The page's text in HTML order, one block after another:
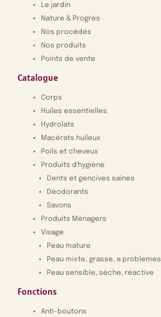
Le jardin
Nature & Progrès
Nos procédés
Nos produits
Points de vente
Catalogue
Corps
Huiles essentielles
Hydrolats
Macérats huileux
Poils et cheveux
Produits d'hygiène
Dents et gencives saines
Déodorants
Savons
Produits Ménagers
Visage
Peau mature
Peau mixte, grasse, a problemes
Peau sensible, sèche, réactive
Fonctions
Anti-boutons